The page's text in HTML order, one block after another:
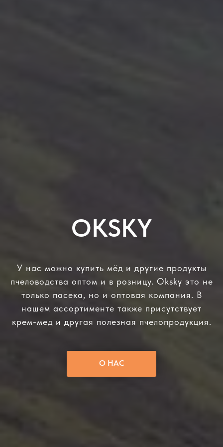
OKSKY
У нас можно купить мёд и другие продукты
пчеловодства оптом и в розницу. Oksky это не
только пасека, но и оптовая компания. В
нашем ассортименте также присутствует
крем-мед и другая полезная пчелопродукция.
О НАС